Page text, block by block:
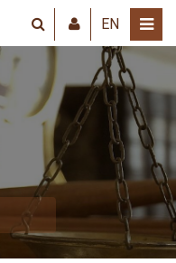
EN